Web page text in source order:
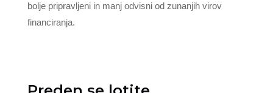
bolje pripravljeni in manj odvisni od zunanjih virov
financiranja.